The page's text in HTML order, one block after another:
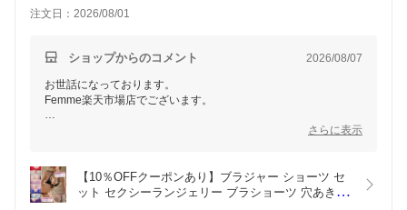
注文日：2026/08/01
ショップからのコメント 2026/08/07
お世話になっております。
Femme楽天市場店でございます。
この度はご購入いただき、またレビューをご投稿いただきありが
ーランジェリー（デザイン性を重視した商品）です。
ショーツだけでなく、ブラジャーも紐で結ぶデザインとなってお
さらに表示
【10％OFFクーポンあり】ブラジャー ショーツ セ
ット セクシーランジェリー ブラショーツ 穴あき 大